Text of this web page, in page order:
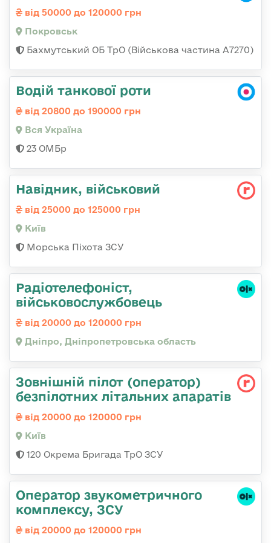
від 50000 до 120000 грн
Покровськ
Бахмутський ОБ ТрО (Військова частина А7270)
Водій танкової роти
від 20800 до 190000 грн
Вся Україна
23 ОМБр
Навідник, військовий
від 25000 до 125000 грн
Київ
Морська Піхота ЗСУ
Радіотелефоніст,
військовослужбовець
від 20000 до 120000 грн
Дніпро, Дніпропетровська область
Зовнішній пілот (оператор)
безпілотних літальних апаратів
від 20000 до 120000 грн
Київ
120 Окрема Бригада ТрО ЗСУ
Оператор звукометричного
комплексу, ЗСУ
від 20000 до 120000 грн